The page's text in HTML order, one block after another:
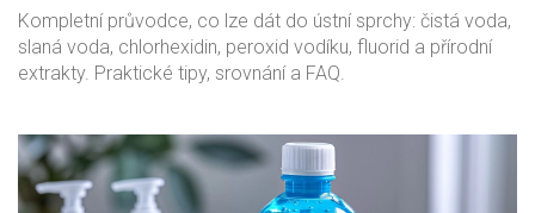
Kompletní průvodce, co lze dát do ústní sprchy: čistá voda,
slaná voda, chlorhexidin, peroxid vodíku, fluorid a přírodní
extrakty. Praktické tipy, srovnání a FAQ.